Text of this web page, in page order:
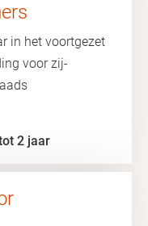
in het voortgezet
voor zij-
2 jaar